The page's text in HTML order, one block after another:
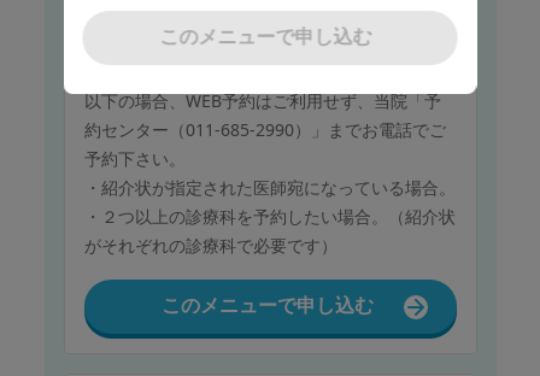
紹介状をお持ちでない方は、ご予約できません。
紹介状が「手稲渓仁会病院 血液内科」宛てであ
るかご確認下さい。
以下の場合、WEB予約はご利用せず、当院「予
約センター（011-685-2990）」までお電話でご
予約下さい。
・紹介状が指定された医師宛になっている場合。
・２つ以上の診療科を予約したい場合。（紹介状
がそれぞれの診療科で必要です）
このメニューで申し込む
がお取り出来ない場合がございます。
・ご希望日でのご予約が難しい場合は担当者より
ご連絡させていただきます。
・下記においては予約をお受けしておりませんの
で予めご了承ください。
予約フォームのカレンダー上でご選択いただけま
す下記祝日及び振り替え休日、年末年始のご予約
○2026年
2月11日（水）、23日（月）
3月20日（金）
このメニューで申し込む